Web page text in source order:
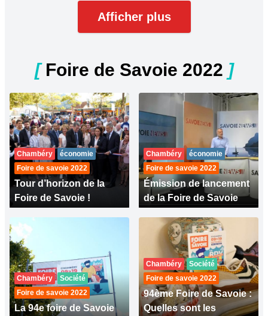
Afficher plus
[Foire de Savoie 2022 ]
Chambéry
économie
Foire de savoie 2022
Tour d’horizon de la
Foire de Savoie !
Chambéry
économie
Foire de savoie 2022
Émission de lancement
de la Foire de Savoie
Chambéry
Société
Foire de savoie 2022
La 94e foire de Savoie
Chambéry
Société
Foire de savoie 2022
94ème Foire de Savoie :
Quelles sont les